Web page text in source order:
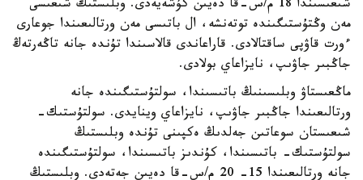
شىعىسىندا 18 م/س-قا دەيىن كۇشەيەدى. وبلىستىڭ شىعىسى
مەن وڭتۇستىگىندە توتەنشە، ال باتىسى مەن ورتالىعىندا جوعارى
ءورت قاۋپى ساقتالادى. قاراعاندى قالاسىندا تۇندە جانە تاڭەرتەڭ
جاڭبىر جاۋىپ، نايزاعاي بولادى.
ماڭعىستاۋ وبلىسىنىڭ باتىسىندا، سولتۇستىگىندە جانە
ورتالىعىندا جاڭبىر جاۋىپ، نايزاعاي وينايدى. سولتۇستىك-
شىعىستان سوعاتىن جەلدىڭ ەكپىنى تۇندە وبلىستىڭ
سولتۇستىك- باتىسىندا، كۇندىز باتىسىندا، سولتۇستىگىندە
جانە ورتالىعىندا 15- 20 م/س-قا دەيىن جەتەدى. وبلىستىڭ